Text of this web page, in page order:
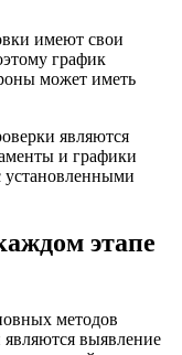
имеют свои
график
может иметь
являются
и графики
установленными
этапе
методов
выявление